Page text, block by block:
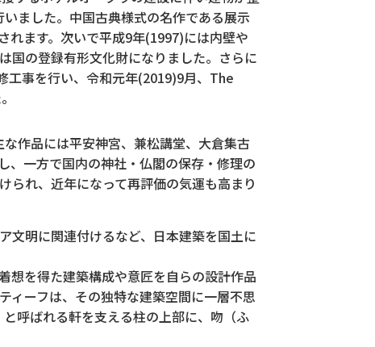
ました。中国古典様式の名作である展示
れます。次いで平成9年(1997)には内壁や
国の登録有形文化財になりました。さらに
工事を行い、令和元年(2019)9月、The
作品には平安神宮、兼松講堂、大倉集古
、一方で国内の神社・仏閣の保存・修理の
られ、近年になって再評価の気運も高まり
文明に関連付けるなど、日本建築を国土に
想を得た建築構成や意匠を自らの設計作品
ィーフは、その独特な建築空間に一層不思
呼ばれる軒を支える柱の上部に、吻（ふ